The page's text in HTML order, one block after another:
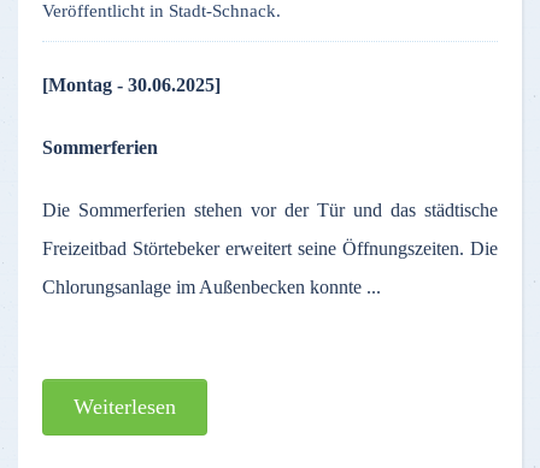
Veröffentlicht in Stadt-Schnack.
[Montag - 30.06.2025]
Sommerferien
Die Sommerferien stehen vor der Tür und das städtische
Freizeitbad Störtebeker erweitert seine Öffnungszeiten. Die
Chlorungsanlage im Außenbecken konnte ...
Weiterlesen